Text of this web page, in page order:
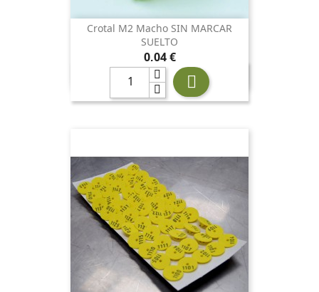
Crotal M2 Macho SIN MARCAR
SUELTO
Precio
0,04 €
